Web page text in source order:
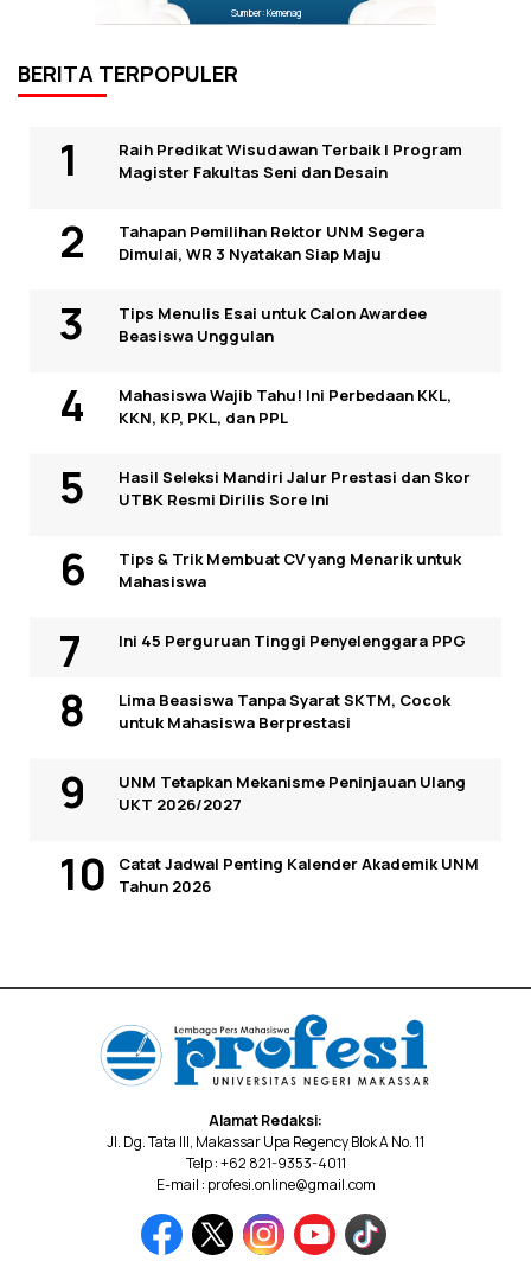
Sumber: Kemenag
BERITA TERPOPULER
Raih Predikat Wisudawan Terbaik I Program
Magister Fakultas Seni dan Desain
Tahapan Pemilihan Rektor UNM Segera
Dimulai, WR 3 Nyatakan Siap Maju
Tips Menulis Esai untuk Calon Awardee
Beasiswa Unggulan
Mahasiswa Wajib Tahu! Ini Perbedaan KKL,
KKN, KP, PKL, dan PPL
Hasil Seleksi Mandiri Jalur Prestasi dan Skor
UTBK Resmi Dirilis Sore Ini
Tips & Trik Membuat CV yang Menarik untuk
Mahasiswa
Ini 45 Perguruan Tinggi Penyelenggara PPG
Lima Beasiswa Tanpa Syarat SKTM, Cocok
untuk Mahasiswa Berprestasi
UNM Tetapkan Mekanisme Peninjauan Ulang
UKT 2026/2027
Catat Jadwal Penting Kalender Akademik UNM
Tahun 2026
Alamat Redaksi:
Jl. Dg. Tata III, Makassar Upa Regency Blok A No. 11
Telp : +62 821-9353-4011
E-mail : profesi.online@gmail.com